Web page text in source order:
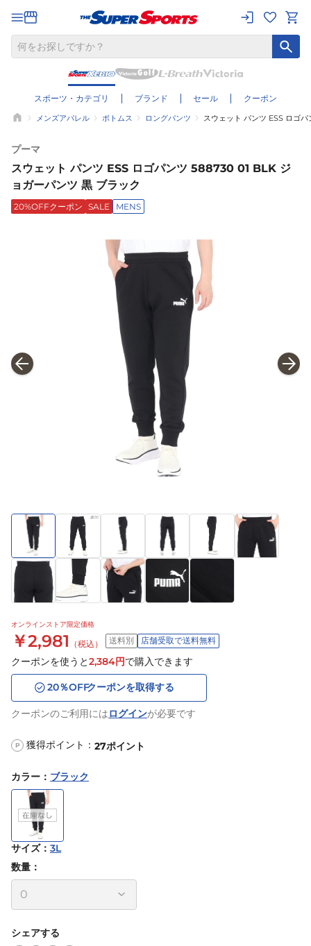
スポーツ・カテゴリ ブランド セール クーポン
メンズアパレル ボトムス ロングパンツ スウェット パンツ ESS ロゴ
プーマ
スウェット パンツ ESS ロゴパンツ 588730 01 BLK ジ
ョガーパンツ 黒 ブラック
20%OFFクーポン SALE MENS
オンラインストア限定価格
￥2,981 （税込） 送料別 店舗受取で送料無料
クーポンを使うと2,384円で購入できます
20％OFFクーポンを取得する
クーポンのご利用にはログインが必要です
P 獲得ポイント： 27ポイント
カラー ： ブラック
サイズ： 3L
数量：
シェアする